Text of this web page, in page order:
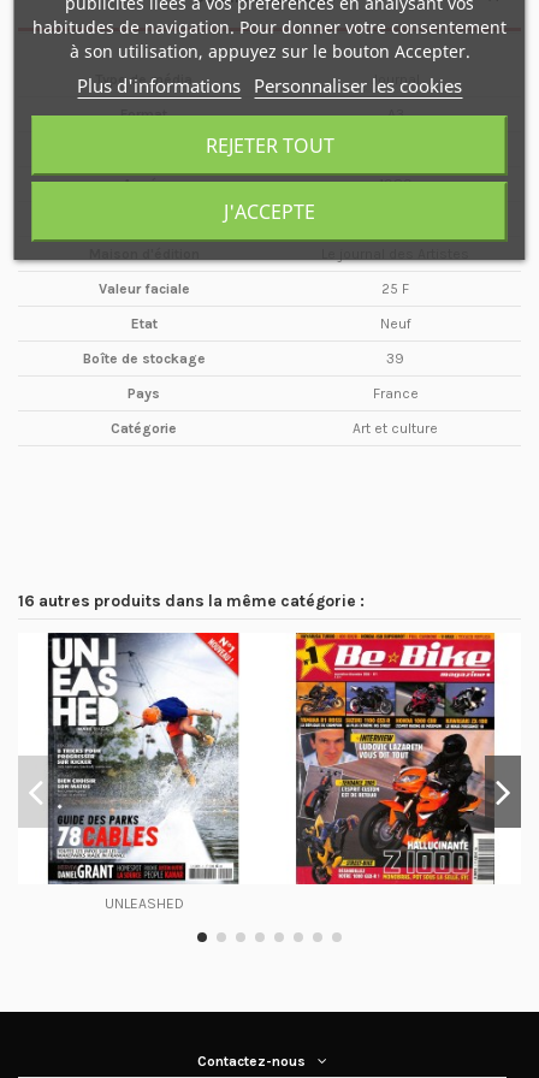
Type de média Journal
Format A3
Année 1989
Valeur faciale 25 F
Etat Neuf
Boîte de stockage 39
Pays France
Catégorie Art et culture
16 autres produits dans la même catégorie :
UNLEASHED
Contactez-nous
habitudes de navigation. Pour donner votre consentement
à son utilisation, appuyez sur le bouton Accepter.
Plus d'informations Personnaliser les cookies
REJETER TOUT
J'ACCEPTE